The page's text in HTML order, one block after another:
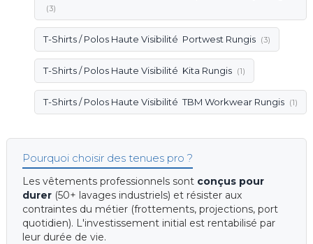
(3)
T-Shirts / Polos Haute Visibilité Portwest Rungis (3)
T-Shirts / Polos Haute Visibilité Kita Rungis (1)
T-Shirts / Polos Haute Visibilité TBM Workwear Rungis (1)
Pourquoi choisir des tenues pro ?
Les vêtements professionnels sont conçus pour
durer(50+ lavages industriels) et résister aux
contraintes du métier (frottements, projections, port
quotidien). L'investissement initial est rentabilisé par
leur durée de vie.